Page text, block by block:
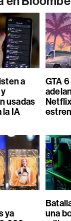
a
usadas
la IA
GTA
ya
una